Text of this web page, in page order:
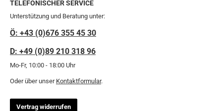
TELEFONISCHER SERVICE
Unterstützung und Beratung unter:
Ö: +43 (0)676 355 45 30
D: +49 (0)89 210 318 96
Mo-Fr, 10:00 - 18:00 Uhr
Oder über unser Kontaktformular.
Vertrag widerrufen